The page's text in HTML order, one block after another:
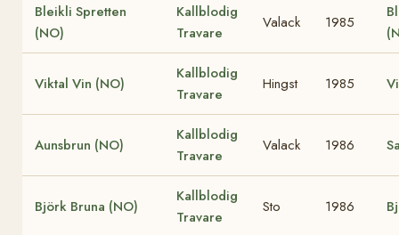
Bleikli Spretten
(NO)
Kallblodig
Travare
Valack 1985
Viktal Vin (NO)
Kallblodig
Travare
Hingst 1985
Aunsbrun (NO)
Kallblodig
Travare
Valack 1986
Björk Bruna (NO)
Kallblodig
Travare
Sto 1986